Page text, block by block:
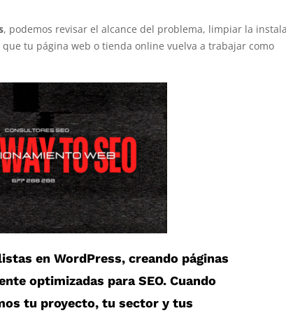
, podemos revisar el alcance del problema, limpiar la
tu página web o tienda online vuelva a trabajar como
enWordPress, creando páginas
optimizadas para SEO. Cuando
tu proyecto, tu sector y tus